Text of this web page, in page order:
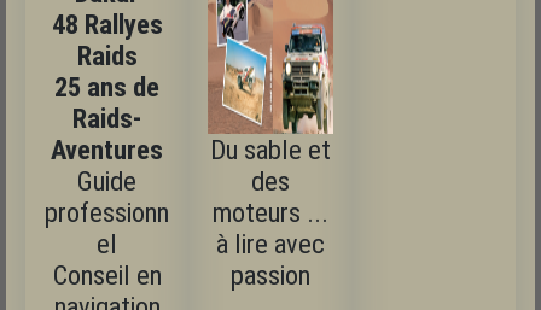
48 Rallyes
Raids
25 ans de
Raids-
Aventures
Guide
professionn
el
Conseil en
Du sable et
des
moteurs ...
à lire avec
passion